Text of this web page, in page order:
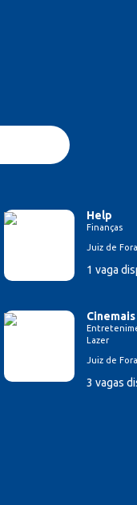
Help
Finanças
Juiz de
1 vaga
Cinemais
Lazer
Juiz de
3 vagas